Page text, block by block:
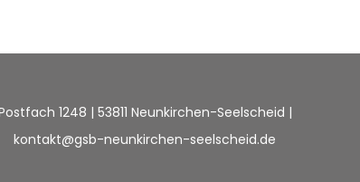
1248 | 53811 Neunkirchen-Seelscheid |
kontakt@gsb-neunkirchen-seelscheid.de